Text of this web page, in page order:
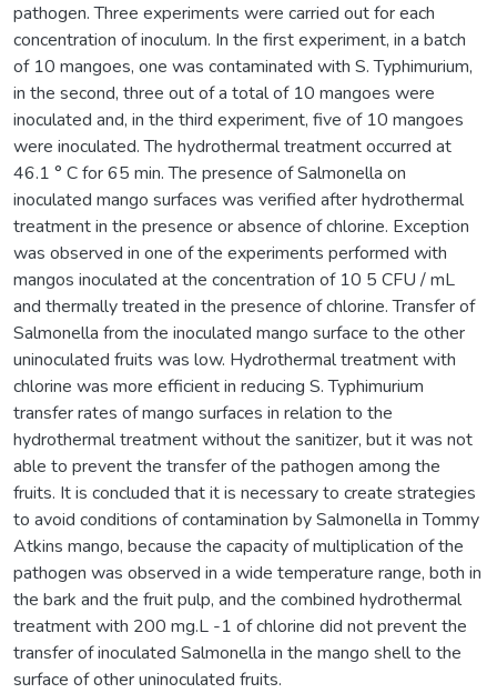
pathogen. Three experiments were carried out for each
concentration of inoculum. In the first experiment, in a batch
of 10 mangoes, one was contaminated with S. Typhimurium,
in the second, three out of a total of 10 mangoes were
inoculated and, in the third experiment, five of 10 mangoes
were inoculated. The hydrothermal treatment occurred at
46.1 ° C for 65 min. The presence of Salmonella on
inoculated mango surfaces was verified after hydrothermal
treatment in the presence or absence of chlorine. Exception
was observed in one of the experiments performed with
mangos inoculated at the concentration of 10 5 CFU / mL
and thermally treated in the presence of chlorine. Transfer of
Salmonella from the inoculated mango surface to the other
uninoculated fruits was low. Hydrothermal treatment with
chlorine was more efficient in reducing S. Typhimurium
transfer rates of mango surfaces in relation to the
hydrothermal treatment without the sanitizer, but it was not
able to prevent the transfer of the pathogen among the
fruits. It is concluded that it is necessary to create strategies
to avoid conditions of contamination by Salmonella in Tommy
Atkins mango, because the capacity of multiplication of the
pathogen was observed in a wide temperature range, both in
the bark and the fruit pulp, and the combined hydrothermal
treatment with 200 mg.L -1 of chlorine did not prevent the
transfer of inoculated Salmonella in the mango shell to the
surface of other uninoculated fruits.